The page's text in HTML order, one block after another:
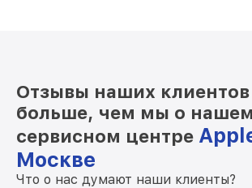
Отзывы наших
больше, чем мы о нашем
сервисном центре
Москве
Что о нас думают наши клиенты?